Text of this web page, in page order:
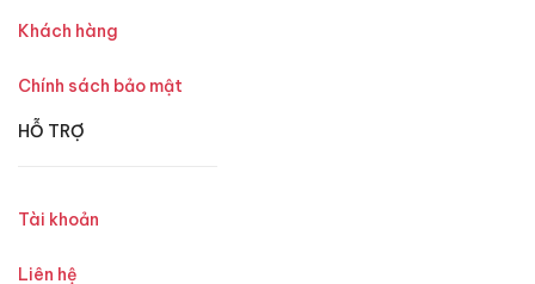
Khách hàng
Chính sách bảo mật
HỖ TRỢ
Tài khoản
Liên hệ